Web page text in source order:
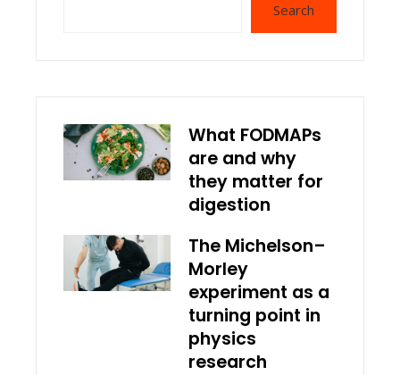
Search
What FODMAPs
are and why
they matter for
digestion
The Michelson–
Morley
experiment as a
turning point in
physics
research